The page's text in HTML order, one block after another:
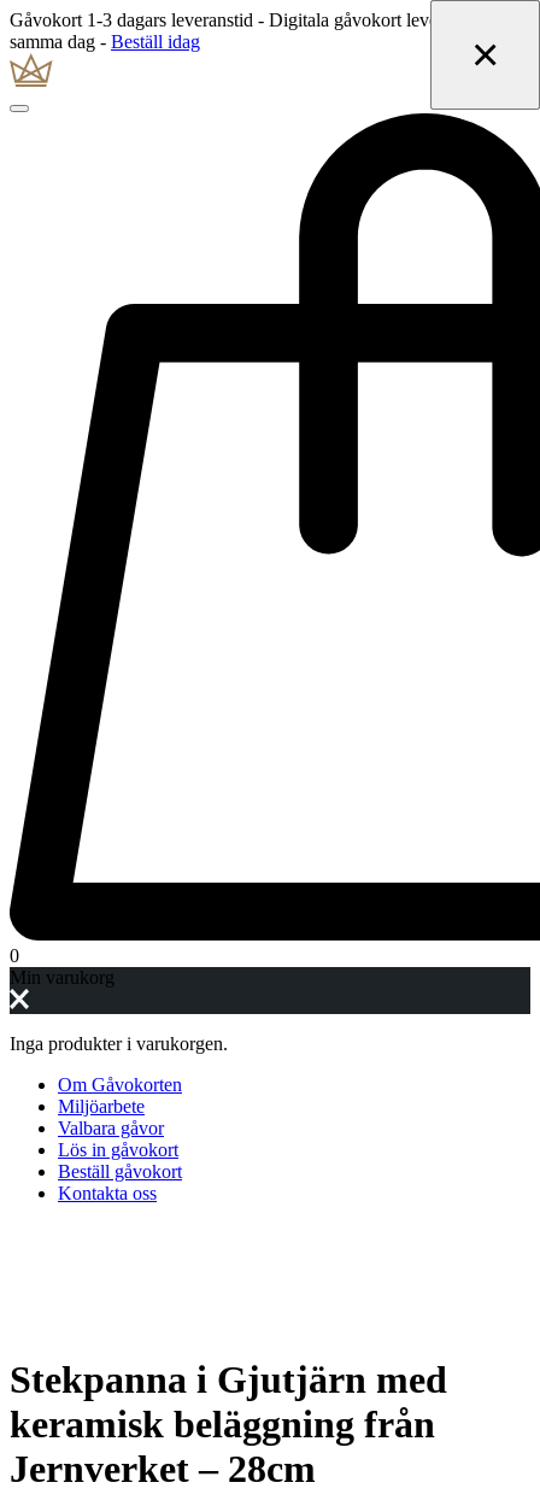
Gåvokort 1-3 dagars leveranstid - Digitala gåvokort levereras
samma dag - Beställ idag
0
Min varukorg
Inga produkter i varukorgen.
Om Gåvokorten
Miljöarbete
Valbara gåvor
Lös in gåvokort
Beställ gåvokort
Kontakta oss
Stekpanna i Gjutjärn med
keramisk beläggning från
Jernverket – 28cm
×
×
×